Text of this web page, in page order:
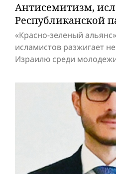
Антисемитизм,
Респуб­ликанской
«Красно-зеленый
исламистов разжигает
Израилю среди